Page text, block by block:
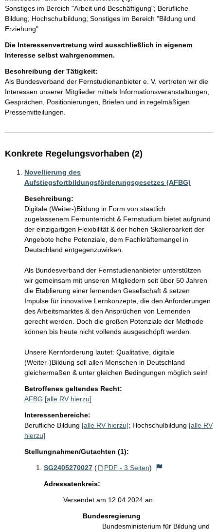
Sonstiges im Bereich "Arbeit und Beschäftigung"; Berufliche
Bildung; Hochschulbildung; Sonstiges im Bereich "Bildung und
Erziehung"
Die Interessenvertretung wird ausschließlich in eigenem
Interesse selbst wahrgenommen.
Beschreibung der Tätigkeit:
Als Bundesverband der Fernstudienanbieter e. V. vertreten wir die
Interessen unserer Mitglieder mittels Informationsveranstaltungen,
Gesprächen, Positionierungen, Briefen und in regelmäßigen
Pressemitteilungen.
Konkrete Regelungsvorhaben (2)
Novellierung des
Aufstiegsfortbildungsförderungsgesetzes (AFBG)
Beschreibung:
Digitale (Weiter-)Bildung in Form von staatlich
zugelassenem Fernunterricht & Fernstudium bietet aufgrund
der einzigartigen Flexibilität & der hohen Skalierbarkeit der
Angebote hohe Potenziale, dem Fachkräftemangel in
Deutschland entgegenzuwirken.
Als Bundesverband der Fernstudienanbieter unterstützen
wir gemeinsam mit unseren Mitgliedern seit über 50 Jahren
die Etablierung einer lernenden Gesellschaft & setzen
Impulse für innovative Lernkonzepte, die den Anforderungen
des Arbeitsmarktes & den Ansprüchen von Lernenden
gerecht werden. Doch die großen Potenziale der Methode
können bis heute nicht vollends ausgeschöpft werden.
Unsere Kernforderung lautet: Qualitative, digitale
(Weiter-)Bildung soll allen Menschen in Deutschland
gleichermaßen & unter gleichen Bedingungen möglich sein!
Betroffenes geltendes Recht:
AFBG [alle RV hierzu]
Interessenbereiche:
Berufliche Bildung [alle RV hierzu]; Hochschulbildung [alle RV
hierzu]
Stellungnahmen/Gutachten (1):
SG2405270027 ( PDF - 3 Seiten)
Adressatenkreis:
Versendet am 12.04.2024 an:
Bundesregierung
Bundesministerium für Bildung und